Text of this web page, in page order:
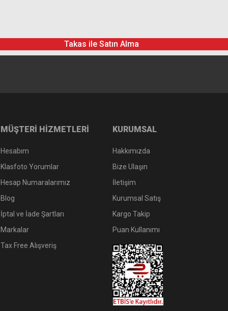
Takas ile Satın Alma
MÜŞTERİ HİZMETLERİ
Hesabım
Klasfoto Yorumlar
Hesap Numaralarımız
Blog
İptal ve İade Şartları
Markalar
Tax Free Alışveriş
KURUMSAL
Hakkımızda
Bize Ulaşın
İletişim
Kurumsal Satış
Kargo Takip
Puan Kullanımı